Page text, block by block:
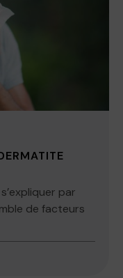
par
de facteurs